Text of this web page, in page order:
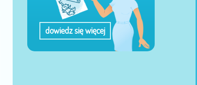
dowiedz się więcej